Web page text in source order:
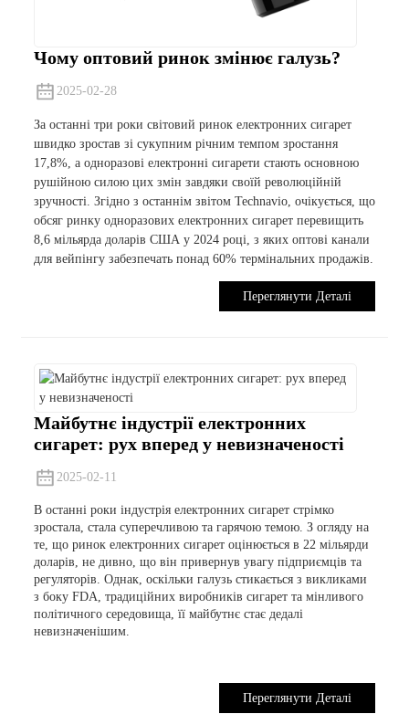
Чому оптовий ринок змінює галузь?
2025-02-28
За останні три роки світовий ринок електронних сигарет
швидко зростав зі сукупним річним темпом зростання
17,8%, а одноразові електронні сигарети стають основною
рушійною силою цих змін завдяки своїй революційній
зручності. Згідно з останнім звітом Technavio, очікується, що
обсяг ринку одноразових електронних сигарет перевищить
8,6 мільярда доларів США у 2024 році, з яких оптові канали
для вейпінгу забезпечать понад 60% термінальних продажів.
Переглянути Деталі
Майбутнє індустрії електронних
сигарет: рух вперед у невизначеності
2025-02-11
В останні роки індустрія електронних сигарет стрімко
зростала, стала суперечливою та гарячою темою. З огляду на
те, що ринок електронних сигарет оцінюється в 22 мільярди
доларів, не дивно, що він привернув увагу підприємців та
регуляторів. Однак, оскільки галузь стикається з викликами
з боку FDA, традиційних виробників сигарет та мінливого
політичного середовища, її майбутнє стає дедалі
невизначенішим.
Переглянути Деталі